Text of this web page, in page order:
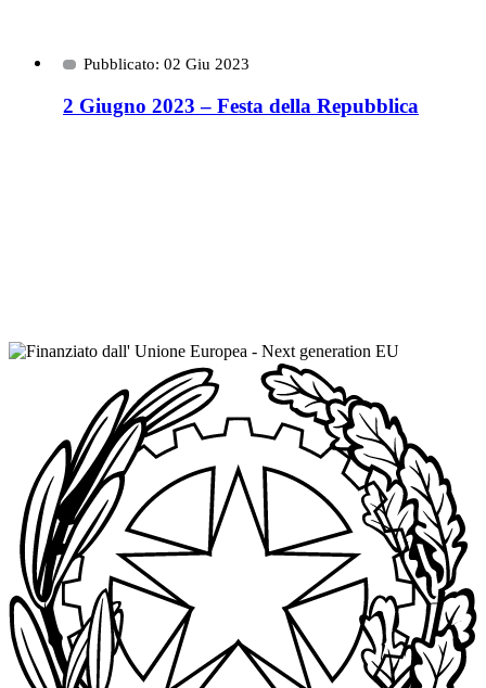
Pubblicato: 02 Giu 2023
2 Giugno 2023 – Festa della Repubblica